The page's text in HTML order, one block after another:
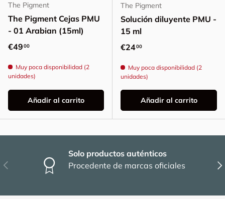
The Pigment
The Pigment Cejas PMU
- 01 Arabian (15ml)
Precio normal
€4900
Muy poca disponibilidad (2
unidades)
Añadir al carrito
The Pigment
Solución diluyente PMU -
15 ml
Precio normal
€2400
Muy poca disponibilidad (2
unidades)
Añadir al carrito
Anterior
Solo productos auténticos
Procedente de marcas oficiales